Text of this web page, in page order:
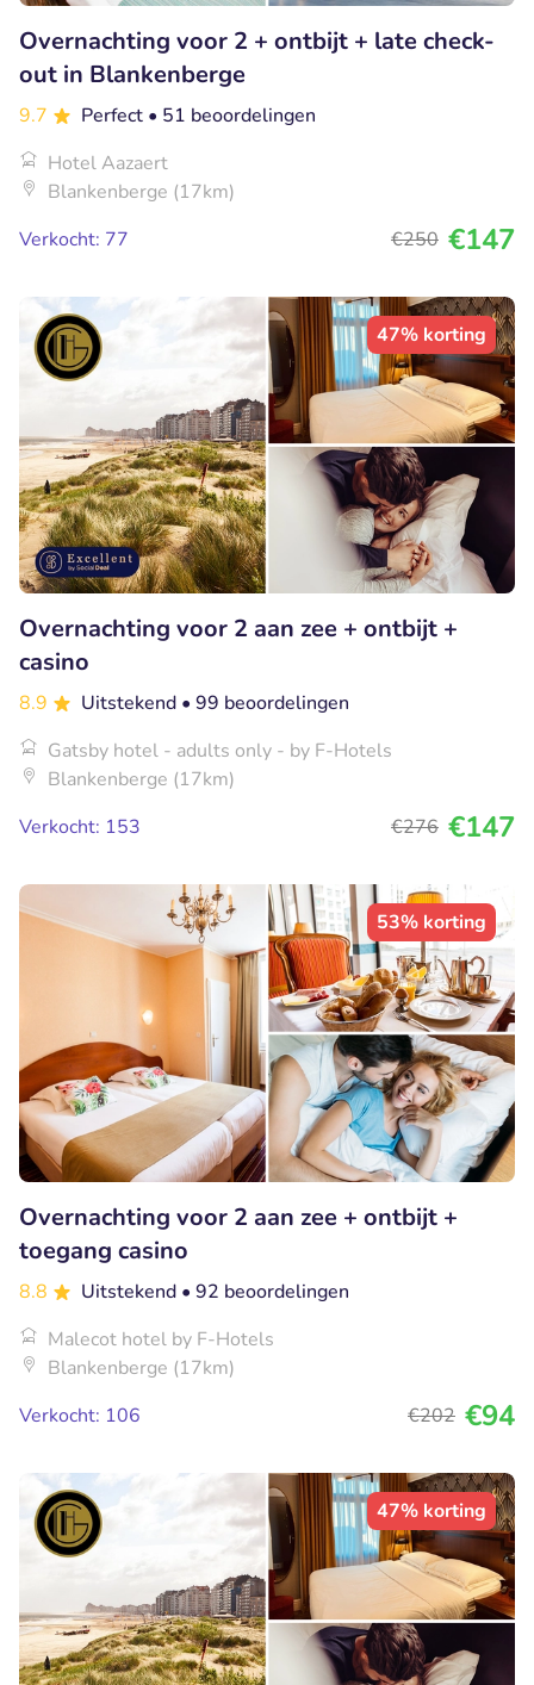
Overnachting voor 2 + ontbijt + late check-
out in Blankenberge
9.7 Perfect • 51 beoordelingen
Hotel Aazaert
Blankenberge (17km)
Verkocht: 77
€250 €147
47% korting
Overnachting voor 2 aan zee + ontbijt +
casino
8.9 Uitstekend • 99 beoordelingen
Gatsby hotel - adults only - by F-Hotels
Blankenberge (17km)
Verkocht: 153
€276 €147
53% korting
Overnachting voor 2 aan zee + ontbijt +
toegang casino
8.8 Uitstekend • 92 beoordelingen
Malecot hotel by F-Hotels
Blankenberge (17km)
Verkocht: 106
€202 €94
47% korting